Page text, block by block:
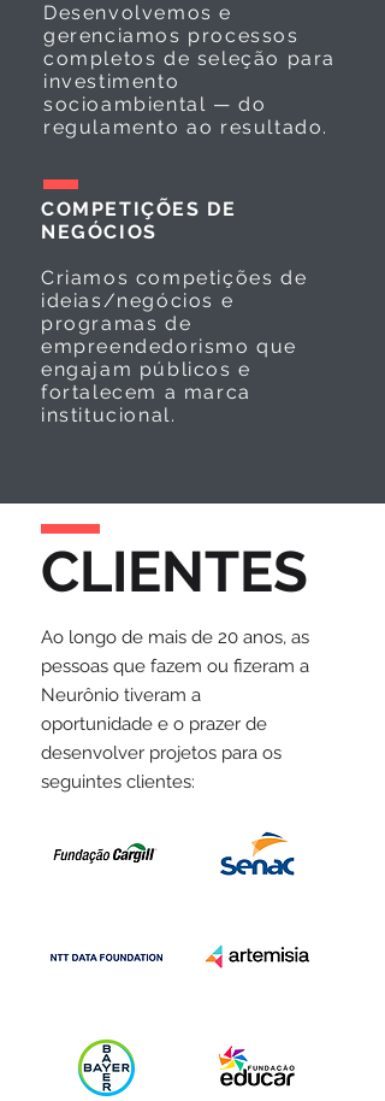
Desenvolvemos e
gerenciamos processos
completos de seleção para
investimento
socioambiental — do
regulamento ao resultado.
COMPETIÇÕES DE
NEGÓCIOS
Criamos competições de
ideias/negócios e
programas de
empreendedorismo que
engajam públicos e
fortalecem a marca
institucional.
CLIENTES
Ao longo de mais de 20 anos, as
pessoas que fazem ou fizeram a
Neurônio tiveram a
oportunidade e o prazer de
desenvolver projetos para os
seguintes clientes: